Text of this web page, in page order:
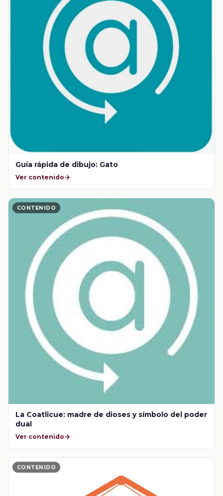
Guía rápida de dibujo: Gato
Ver contenido
CONTENIDO
La Coatlicue: madre de dioses y símbolo del poder
dual
Ver contenido
CONTENIDO